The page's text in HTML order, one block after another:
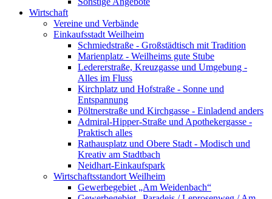
Wirtschaft
Vereine und Verbände
Einkaufsstadt Weilheim
Schmiedstraße - Großstädtisch mit Tradition
Marienplatz - Weilheims gute Stube
Ledererstraße, Kreuzgasse und Umgebung -
Alles im Fluss
Kirchplatz und Hofstraße - Sonne und
Entspannung
Pöltnerstraße und Kirchgasse - Einladend anders
Admiral-Hipper-Straße und Apothekergasse -
Praktisch alles
Rathausplatz und Obere Stadt - Modisch und
Kreativ am Stadtbach
Neidhart-Einkaufspark
Wirtschaftsstandort Weilheim
Gewerbegebiet „Am Weidenbach“